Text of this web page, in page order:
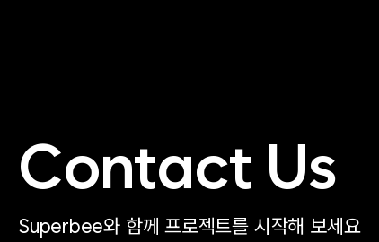
Contact Us
Superbee와 함께 프로젝트를 시작해 보세요